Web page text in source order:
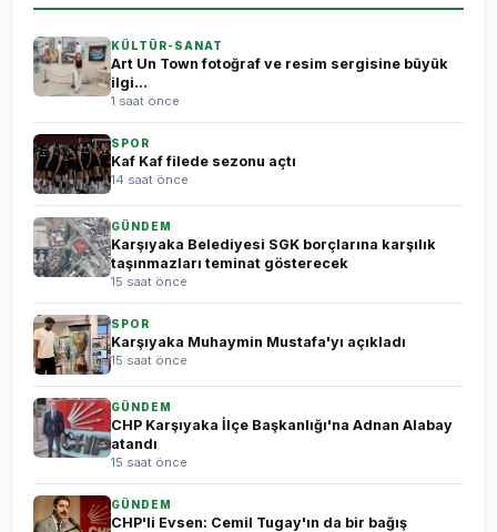
KÜLTÜR-SANAT
Art Un Town fotoğraf ve resim sergisine büyük
ilgi...
1 saat önce
SPOR
Kaf Kaf filede sezonu açtı
14 saat önce
GÜNDEM
Karşıyaka Belediyesi SGK borçlarına karşılık
taşınmazları teminat gösterecek
15 saat önce
SPOR
Karşıyaka Muhaymin Mustafa'yı açıkladı
15 saat önce
GÜNDEM
CHP Karşıyaka İlçe Başkanlığı'na Adnan Alabay
atandı
15 saat önce
GÜNDEM
CHP'li Evsen: Cemil Tugay'ın da bir bağış